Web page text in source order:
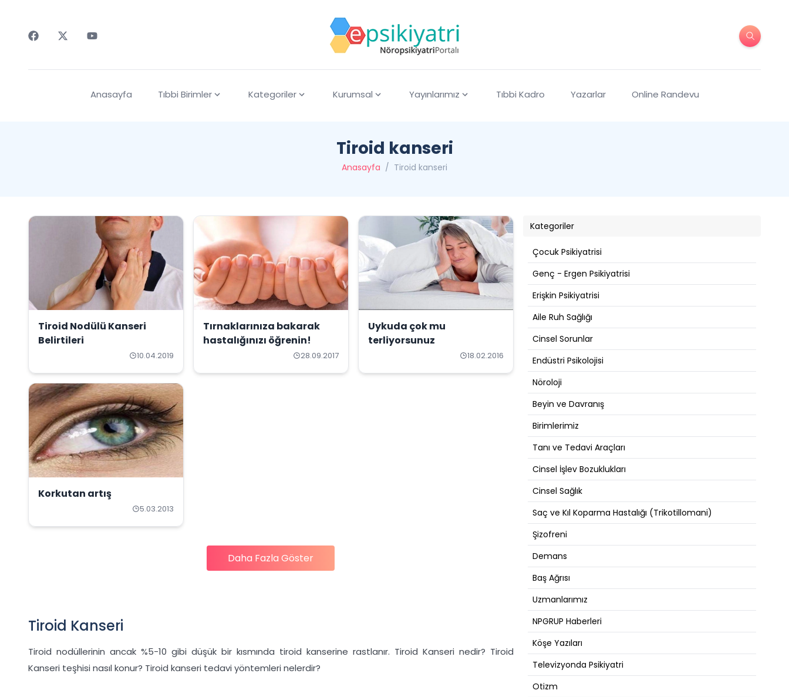
Anasayfa Tıbbi Birimler Kategoriler Kurumsal Yayınlarımız Tıbbi Kadro Yazarlar Online Randevu
Tiroid kanseri
Anasayfa / Tiroid kanseri
Tiroid Nodülü Kanseri
Belirtileri
10.04.2019
Tırnaklarınıza bakarak
hastalığınızı öğrenin!
28.09.2017
Uykuda çok mu
terliyorsunuz
18.02.2016
Korkutan artış
5.03.2013
Daha Fazla Göster
Tiroid Kanseri
Tiroid nodüllerinin ancak %5-10 gibi düşük bir kısmında tiroid kanserine rastlanır. Tiroid Kanseri nedir? Tiroid
Kanseri teşhisi nasıl konur? Tiroid kanseri tedavi yöntemleri nelerdir?
Kategoriler
Çocuk Psikiyatrisi
Genç - Ergen Psikiyatrisi
Erişkin Psikiyatrisi
Aile Ruh Sağlığı
Cinsel Sorunlar
Endüstri Psikolojisi
Nöroloji
Beyin ve Davranış
Birimlerimiz
Tanı ve Tedavi Araçları
Cinsel İşlev Bozuklukları
Cinsel Sağlık
Saç ve Kıl Koparma Hastalığı (Trikotillomani)
Şizofreni
Demans
Baş Ağrısı
Uzmanlarımız
NPGRUP Haberleri
Köşe Yazıları
Televizyonda Psikiyatri
Otizm